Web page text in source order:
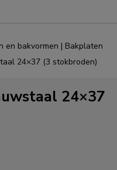
en bakvormen | Bakplaten
24×37 (3 stokbroden)
24×37